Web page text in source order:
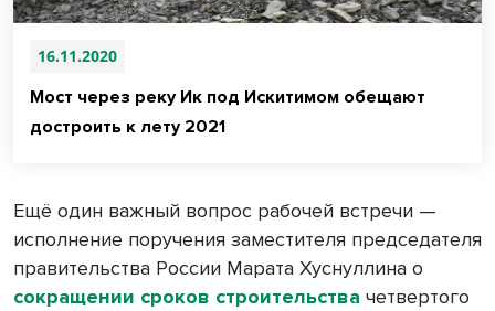
16.11.2020
Мост через реку Ик под Искитимом обещают
достроить к лету 2021
Ещё один важный вопрос рабочей встречи —
исполнение поручения заместителя председателя
правительства России Марата Хуснуллина о
сокращении сроков строительства четвертого